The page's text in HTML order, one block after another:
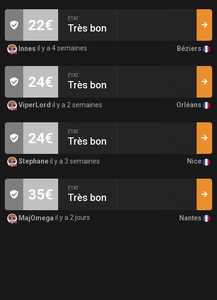
22€ ÉTAT
Très bon
Innes il y a 4 semaines Béziers
24€ ÉTAT
Très bon
ViperLord il y a 2 semaines Orléans
24€ ÉTAT
Très bon
Stephaneil y a 3 semaines Nice
35€ ÉTAT
Très bon
MajOmega il y a 2 jours Nantes